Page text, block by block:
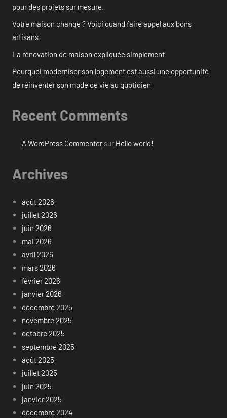
pour des projets sur mesure.
Votre maison change ? Voici quand faire appel aux bons
artisans
La rénovation de maison expliquée simplement
Pourquoi moderniser son logement est aussi une opportunité
de réinventer son mode de vie au quotidien
Recent Comments
A WordPress Commentersur Hello world!
Archives
août 2026
juillet 2026
juin 2026
mai 2026
avril 2026
mars 2026
février 2026
janvier 2026
décembre 2025
novembre 2025
octobre 2025
septembre 2025
août 2025
juillet 2025
juin 2025
janvier 2025
décembre 2024